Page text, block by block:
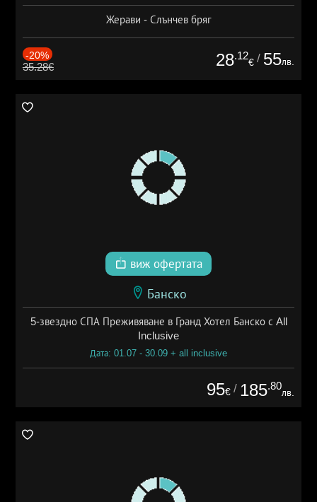
Жерави - Слънчев бряг
-20%
35.28€ 28.12
€ / 55лв.
виж офертата
Банско
5-звездно СПА Преживяване в Гранд Хотел Банско с All
Inclusive
Дата: 01.07 - 30.09 + all inclusive
95€ / 185.80
лв.